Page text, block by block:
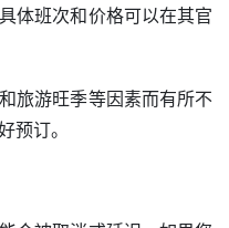
体班次和价格可以在其官
旅游旺季等因素而有所不
预订。